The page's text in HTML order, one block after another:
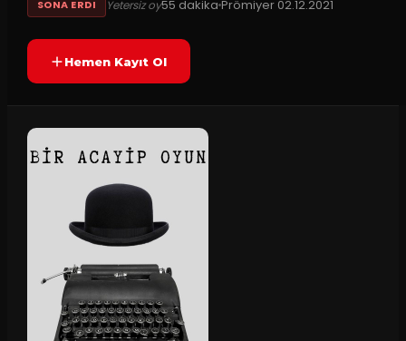
SONA ERDI Yetersiz oy55 dakikaPrömiyer 02.12.2021
Hemen Kayıt Ol